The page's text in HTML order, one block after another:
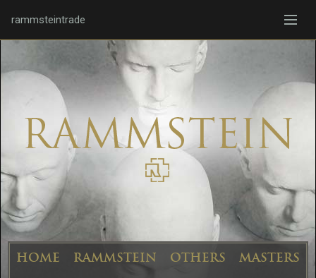
rammsteintrade
HOME RAMMSTEIN OTHERS
MASTERS